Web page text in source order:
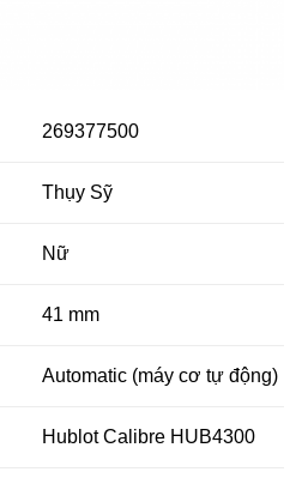
269377500
Thụy Sỹ
Nữ
41 mm
Automatic (máy cơ tự động)
Hublot Calibre HUB4300